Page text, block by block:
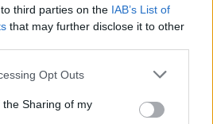
third parties on the IAB’s List of
that may further disclose it to other
Opt Outs
Sharing of my
la vigilancia epidemiológica
pudieran estar en riesgo